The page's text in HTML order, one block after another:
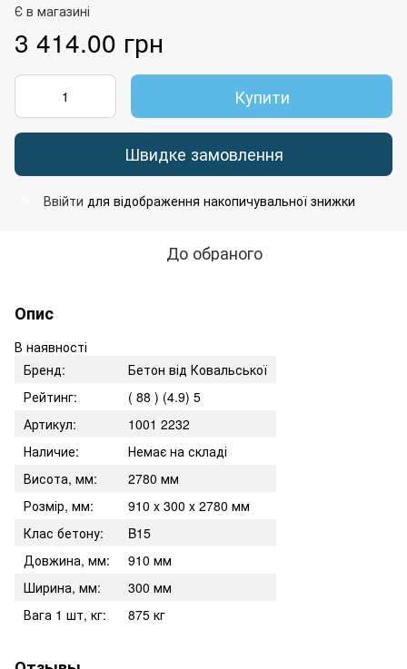
Є в магазині
3 414.00 грн
Купити
Швидке замовлення
Ввійти для відображення накопичувальної знижки
До обраного
Опис
В наявності
Бренд:
Бетон від Ковальської
Рейтинг:
( 88 ) (4.9) 5
Артикул:
1001 2232
Наличие:
Немає на складі
Висота, мм:
2780 мм
Розмір, мм:
910 x 300 x 2780 мм
Клас бетону:
B15
Довжина, мм:
910 мм
Ширина, мм:
300 мм
Вага 1 шт, кг:
875 кг